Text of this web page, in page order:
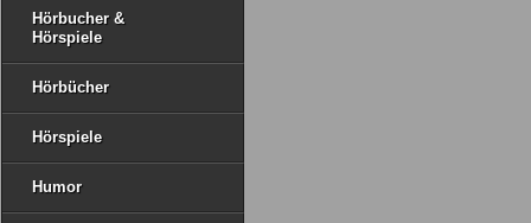
Hörbucher &
Hörspiele
Hörbücher
Hörspiele
Humor